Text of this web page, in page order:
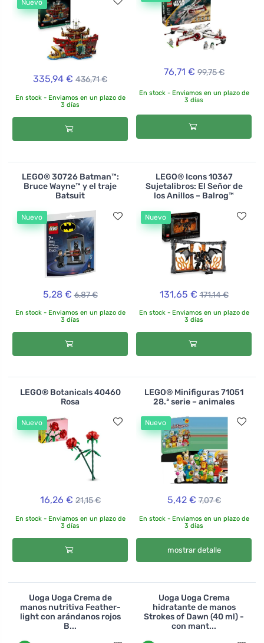
Nuevo
335,94 € 436,71 €
En stock - Enviamos en un plazo de
3 días
76,71 € 99,75 €
En stock - Enviamos en un plazo de
3 días
LEGO® 30726 Batman™:
Bruce Wayne™ y el traje
Batsuit
Nuevo
5,28 € 6,87 €
En stock - Enviamos en un plazo de
3 días
LEGO® Icons 10367
Sujetalibros: El Señor de
los Anillos – Balrog™
Nuevo
131,65 € 171,14 €
En stock - Enviamos en un plazo de
3 días
LEGO® Botanicals 40460
Rosa
Nuevo
16,26 € 21,15 €
En stock - Enviamos en un plazo de
3 días
LEGO® Minifiguras 71051
28.ª serie – animales
Nuevo
5,42 € 7,07 €
En stock - Enviamos en un plazo de
3 días
mostrar detalle
Uoga Uoga Crema de
manos nutritiva Feather-
light con arándanos rojos
B...
Uoga Uoga Crema
hidratante de manos
Strokes of Dawn (40 ml) -
con mant...